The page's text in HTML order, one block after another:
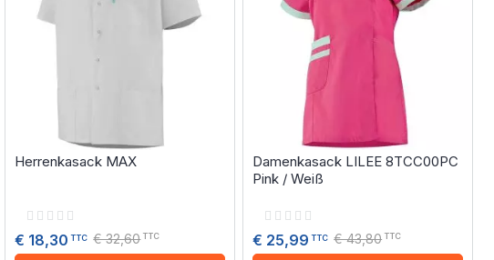
Herrenkasack MAX
Rating:
€ 18,30 TTC € 32,60 TTC
Damenkasack LILEE 8TCC00PC
Pink / Weiß
Rating:
€ 25,99 TTC € 43,80 TTC